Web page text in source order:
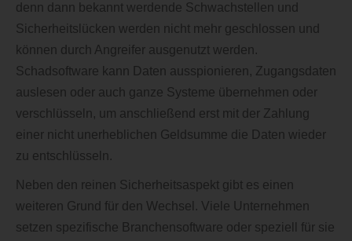
denn dann bekannt werdende Schwachstellen und
Sicherheitslücken werden nicht mehr geschlossen und
können durch Angreifer ausgenutzt werden.
Schadsoftware kann Daten ausspionieren, Zugangsdaten
auslesen oder auch ganze Systeme übernehmen oder
verschlüsseln, um anschließend erst mit der Zahlung
einer nicht unerheblichen Geldsumme die Daten wieder
zu entschlüsseln.
Neben den reinen Sicherheitsaspekt gibt es einen
weiteren Grund für den Wechsel. Viele Unternehmen
setzen spezifische Branchensoftware oder speziell für sie